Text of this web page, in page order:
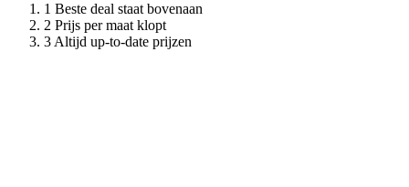
Beste deal staat bovenaan
Prijs per maat klopt
Altijd up-to-date prijzen